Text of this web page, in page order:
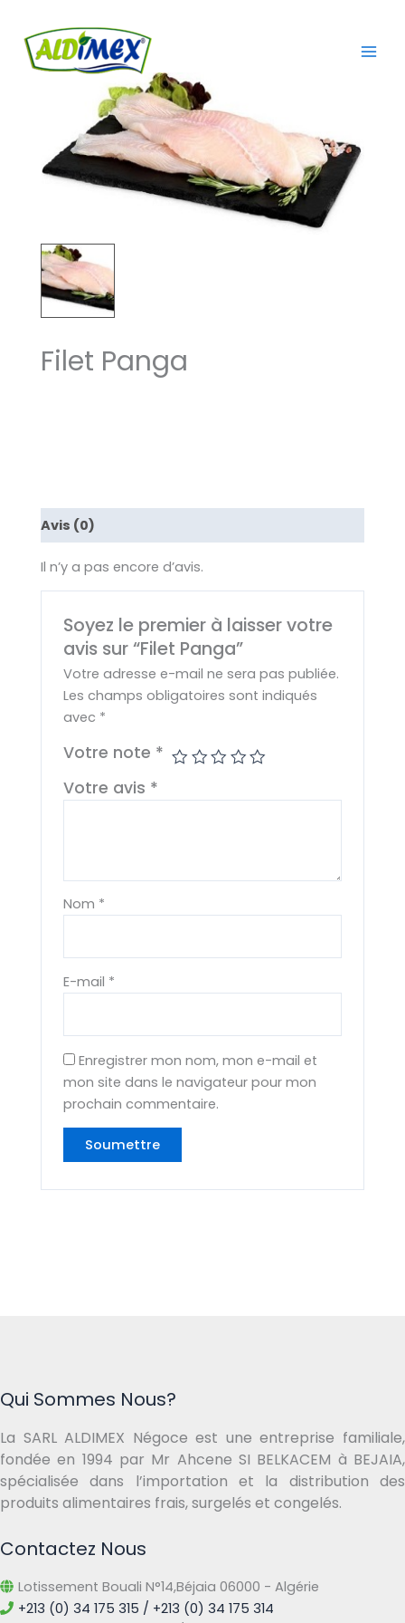
contenu
Filet Panga
Avis (0)
Il n’y a pas encore d’avis.
Soyez le premier à laisser votre
avis sur “Filet Panga”
Votre adresse e-mail ne sera pas publiée.
Les champs obligatoires sont indiqués
avec *
Votre note *
Votre avis *
Nom *
E-mail *
Enregistrer mon nom, mon e-mail et
mon site dans le navigateur pour mon
prochain commentaire.
Qui Sommes Nous?
La SARL ALDIMEX Négoce est une entreprise familiale,
fondée en 1994 par Mr Ahcene SI BELKACEM à BEJAIA,
spécialisée dans l’importation et la distribution des
produits alimentaires frais, surgelés et congelés.
Contactez Nous
Lotissement Bouali N°14,Béjaia 06000 - Algérie
+213 (0) 34 175 315 / +213 (0) 34 175 314